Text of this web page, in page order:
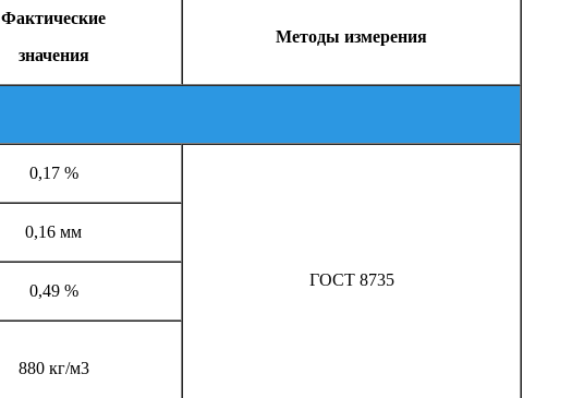
Фактические
значения
Методы измерения
0,17 %
ГОСТ 8735
0,16 мм
0,49 %
880 кг/м3